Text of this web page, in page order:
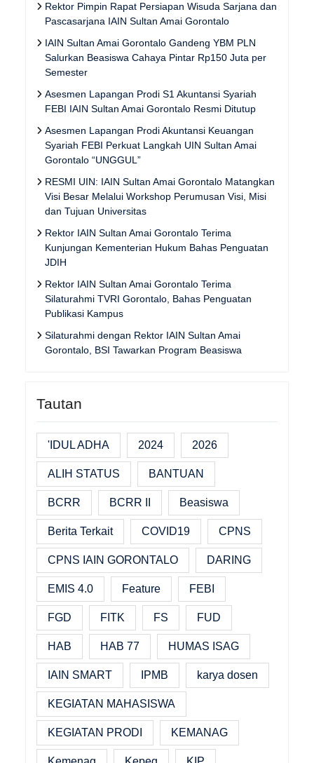
Rektor Pimpin Rapat Persiapan Wisuda Sarjana dan
Pascasarjana IAIN Sultan Amai Gorontalo
IAIN Sultan Amai Gorontalo Gandeng YBM PLN
Salurkan Beasiswa Cahaya Pintar Rp150 Juta per
Semester
Asesmen Lapangan Prodi S1 Akuntansi Syariah
FEBI IAIN Sultan Amai Gorontalo Resmi Ditutup
Asesmen Lapangan Prodi Akuntansi Keuangan
Syariah FEBI Perkuat Langkah UIN Sultan Amai
Gorontalo “UNGGUL”
RESMI UIN: IAIN Sultan Amai Gorontalo Matangkan
Visi Besar Melalui Workshop Perumusan Visi, Misi
dan Tujuan Universitas
Rektor IAIN Sultan Amai Gorontalo Terima
Kunjungan Kementerian Hukum Bahas Penguatan
JDIH
Rektor IAIN Sultan Amai Gorontalo Terima
Silaturahmi TVRI Gorontalo, Bahas Penguatan
Publikasi Kampus
Silaturahmi dengan Rektor IAIN Sultan Amai
Gorontalo, BSI Tawarkan Program Beasiswa
Tautan
'IDUL ADHA 2024 2026
ALIH STATUS BANTUAN
BCRR BCRR II Beasiswa
Berita Terkait COVID19 CPNS
CPNS IAIN GORONTALO DARING
EMIS 4.0 Feature FEBI
FGD FITK FS FUD
HAB HAB 77 HUMAS ISAG
IAIN SMART IPMB karya dosen
KEGIATAN MAHASISWA
KEGIATAN PRODI KEMANAG